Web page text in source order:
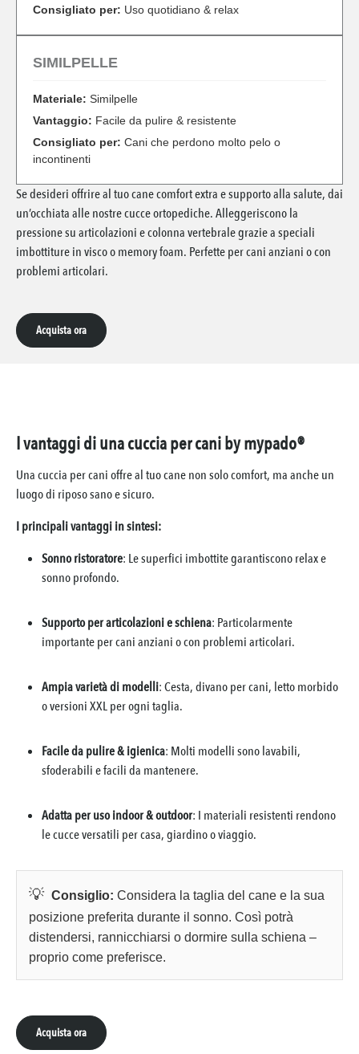
Consigliato per: Uso quotidiano & relax
SIMILPELLE
Materiale: Similpelle
Vantaggio: Facile da pulire & resistente
Consigliato per: Cani che perdono molto pelo o
incontinenti
Se desideri offrire al tuo cane comfort extra e supporto alla salute, dai
un’occhiata alle nostre cucce ortopediche. Alleggeriscono la
pressione su articolazioni e colonna vertebrale grazie a speciali
imbottiture in visco o memory foam. Perfette per cani anziani o con
problemi articolari.
Acquista ora
I vantaggi di una cuccia per cani by mypado®
Una cuccia per cani offre al tuo cane non solo comfort, ma anche un
luogo di riposo sano e sicuro.
I principali vantaggi in sintesi:
Sonno ristoratore: Le superfici imbottite garantiscono relax e
sonno profondo.
Supporto per articolazioni e schiena: Particolarmente
importante per cani anziani o con problemi articolari.
Ampia varietà di modelli: Cesta, divano per cani, letto morbido
o versioni XXL per ogni taglia.
Facile da pulire & igienica: Molti modelli sono lavabili,
sfoderabili e facili da mantenere.
Adatta per uso indoor & outdoor: I materiali resistenti rendono
le cucce versatili per casa, giardino o viaggio.
💡 Consiglio: Considera la taglia del cane e la sua
posizione preferita durante il sonno. Così potrà
distendersi, rannicchiarsi o dormire sulla schiena –
proprio come preferisce.
Acquista ora